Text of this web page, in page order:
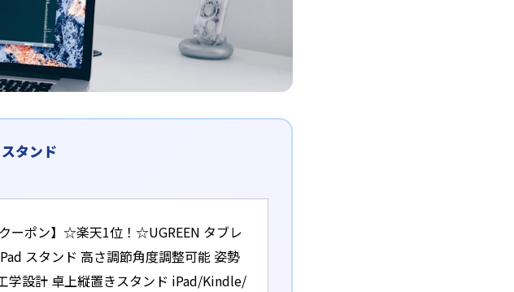
タンド
ーポン】☆楽天1位！☆UGREEN タブレ
スタンド 高さ調節角度調整可能 姿勢
学設計 卓上縦置きスタンド iPad/Kindle/